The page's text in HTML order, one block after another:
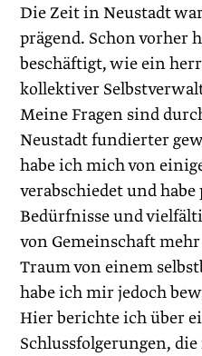
Die Zeit in Neustadt
prägend. Schon vorher
beschäftigt, wie ein
kollektiver
Meine Fragen sind
Neustadt fundierter
habe ich mich von
verabschiedet und
Bedürfnisse und
von Gemeinschaft
Traum von einem
habe ich mir jedoch
Hier berichte ich über
Schlussfolgerungen,